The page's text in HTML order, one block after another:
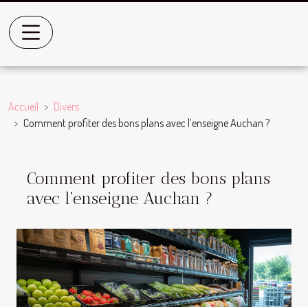
Accueil
Divers
Comment profiter des bons plans avec l’enseigne Auchan ?
Comment profiter des bons plans
avec l’enseigne Auchan ?